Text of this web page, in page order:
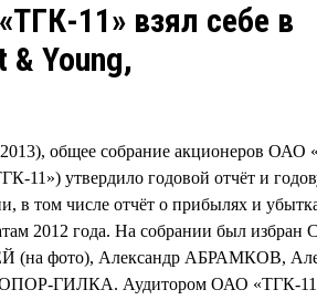
11» взял себе в
Young,
общее собрание акционеров ОАО
11») утвердило годовой отчёт и
в том числе отчёт о прибылях и
2012 года. На собрании был избран
(на фото), Александр АБРАМКОВ,
ГИЛКА. Аудитором ОАО «ТГК-11»